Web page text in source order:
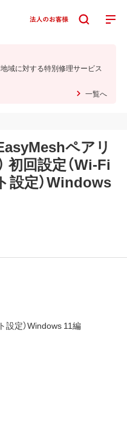
域に対する特別修理サービス
一覧へ
ペアリ
初回設定（Wi-Fi
設定）Windows
設定）Windows 11編